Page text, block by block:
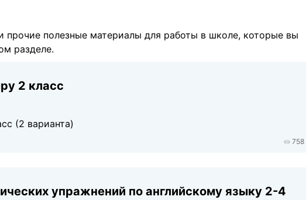
прочие полезные материалы для работы в школе, которые вы
разделе.
2 класс
(2 варианта)
758
упражнений по английскому языку 2-4